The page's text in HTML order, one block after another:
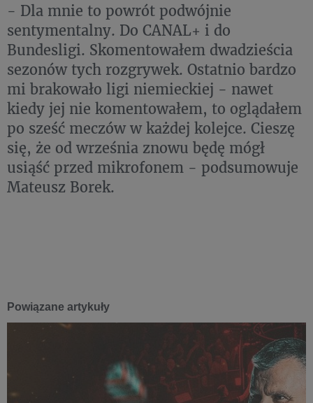
- Dla mnie to powrót podwójnie
sentymentalny. Do CANAL+ i do
Bundesligi. Skomentowałem dwadzieścia
sezonów tych rozgrywek. Ostatnio bardzo
mi brakowało ligi niemieckiej - nawet
kiedy jej nie komentowałem, to oglądałem
po sześć meczów w każdej kolejce. Cieszę
się, że od września znowu będę mógł
usiąść przed mikrofonem - podsumowuje
Mateusz Borek.
Powiązane artykuły